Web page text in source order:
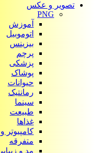
تصویر و عکس
PNG
آموزش
اتوموبیل
بیزینس
پرچم
پزشکی
پوشاک
حیوانات
رمانتیک
سینما
طبیعت
غذاها
کامپیوتر
متفرقه
مد و